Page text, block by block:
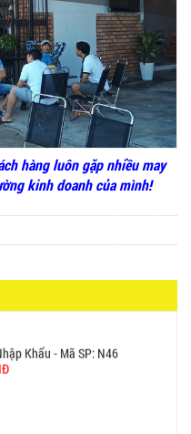
hàng luôn gặp nhiều may
kinh doanh của mình!
GIÁ RẺ - MÃ SỐ: BCF01
Khẩu - Mã SP: N46